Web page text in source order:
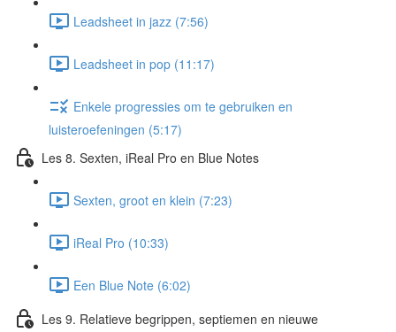
Leadsheet in jazz (7:56)
Leadsheet in pop (11:17)
Enkele progressies om te gebruiken en
luisteroefeningen (5:17)
Les 8. Sexten, iReal Pro en Blue Notes
Sexten, groot en klein (7:23)
iReal Pro (10:33)
Een Blue Note (6:02)
Les 9. Relatieve begrippen, septiemen en nieuwe